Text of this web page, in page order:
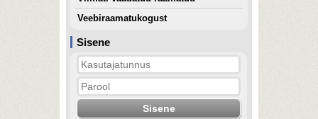
Sisene
Veebiraamatukogust